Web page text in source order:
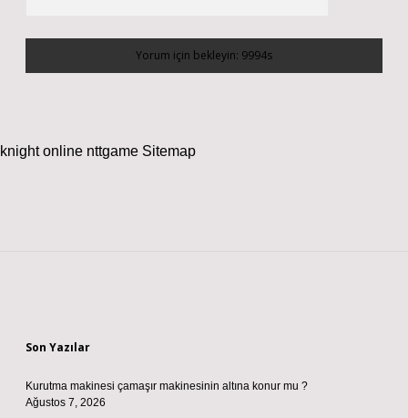
knight online nttgame Sitemap
Son Yazılar
Kurutma makinesi çamaşır makinesinin altına konur mu ?
Ağustos 7, 2026